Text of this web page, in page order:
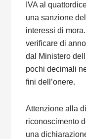
IVA al
una sanzione
interessi di
verificare di
dal Ministero
pochi decimali
fini dell’onere.
Attenzione alla
riconoscimento
una